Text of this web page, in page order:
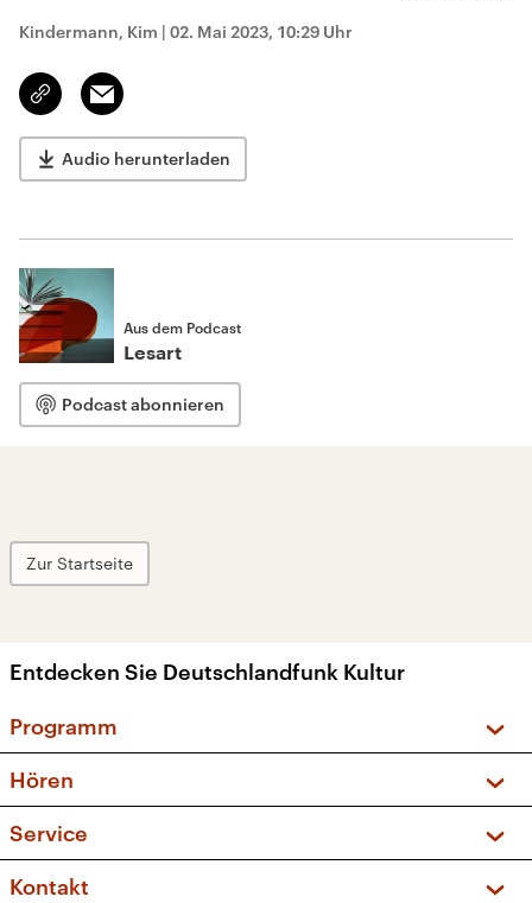
Kindermann, Kim | 02. Mai 2023, 10:29 Uhr
Link
kopieren/teilen
Email
Audio herunterladen
Aus dem Podcast
Lesart
Podcast abonnieren
Zur Startseite
Entdecken Sie Deutschlandfunk Kultur
Programm
Sendungen und Podcasts
Musikliste
Kakadu – Das Kinderprogramm
Hören
Frequenzen (UKW + DAB+)
Service
FAQ
Kontakt